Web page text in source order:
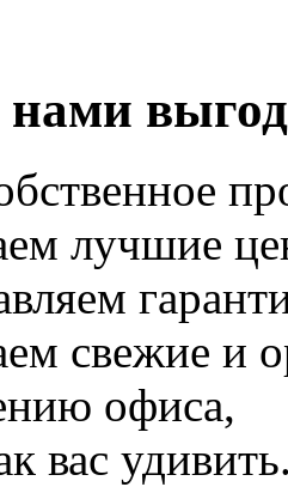
лучшие
свежие и
офиса,
вас